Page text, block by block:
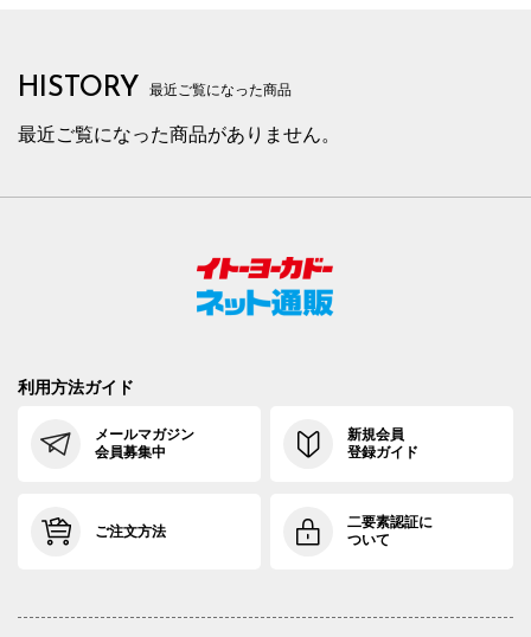
HISTORY 最近ご覧になった商品
最近ご覧になった商品がありません。
利用方法ガイド
メールマガジン
会員募集中
新規会員
登録ガイド
ご注文方法
二要素認証に
ついて